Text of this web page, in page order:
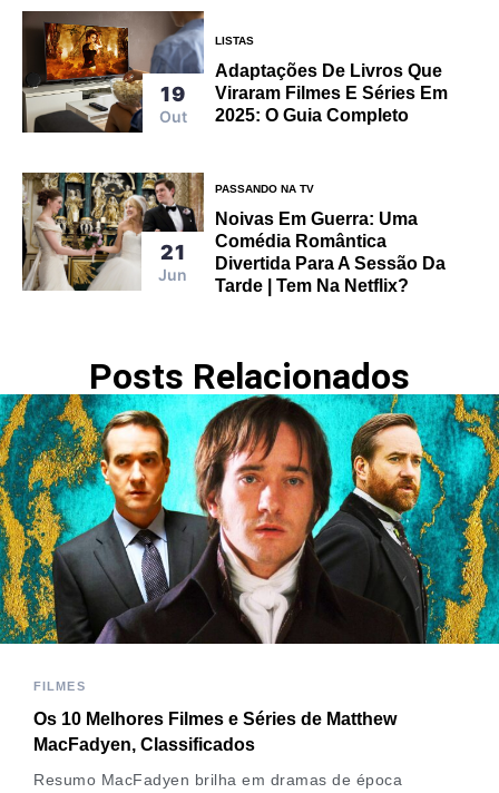
19
Out
LISTAS
Adaptações De Livros Que
Viraram Filmes E Séries Em
2025: O Guia Completo
21
Jun
PASSANDO NA TV
Noivas Em Guerra: Uma
Comédia Romântica
Divertida Para A Sessão Da
Tarde | Tem Na Netflix?
Posts Relacionados
FILMES
Os 10 Melhores Filmes e Séries de Matthew
MacFadyen, Classificados
Resumo MacFadyen brilha em dramas de época